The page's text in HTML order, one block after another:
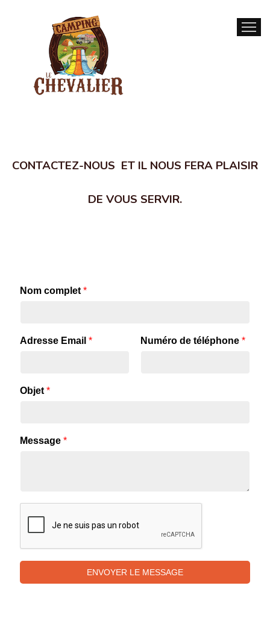
ACCUEIL
CONTACTEZ-NOUS ET IL NOUS FERA PLAISIR
DE VOUS SERVIR.
Nom complet *
Adresse Email * Numéro de téléphone *
Objet *
Message *
ENVOYER LE MESSAGE